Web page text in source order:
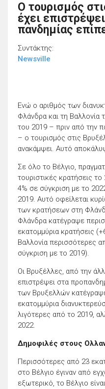
Ο τουρισμός
έχει
πανδημίας
Συντάκτης:
Newsville
Ενώ ο αριθμός των
Φλάνδρα και τη Βαλλονία
του 2019 – πριν από την
– ο τουρισμός στις
ανακάμψει. Αυτό
Σε όλο το Βέλγιο,
τουριστικές κρατήσεις
4% σε σύγκριση με το
2019. Αυτό οφείλεται
των κρατήσεων στη
Φλάνδρα κατέγραψε
εκατομμύρια κρατήσεις
Βαλλονία περισσότερες
σύγκριση με το 2019).
Οι Βρυξέλλες, από την
επιστρέψει στα
των Βρυξελλών
εκατομμύρια
λιγότερες από το 2019,
2022.
Δημοφιλές στους
Περισσότερες από 23
στο Βέλγιο έγιναν από
εξωτερικό, το Βέλγιο